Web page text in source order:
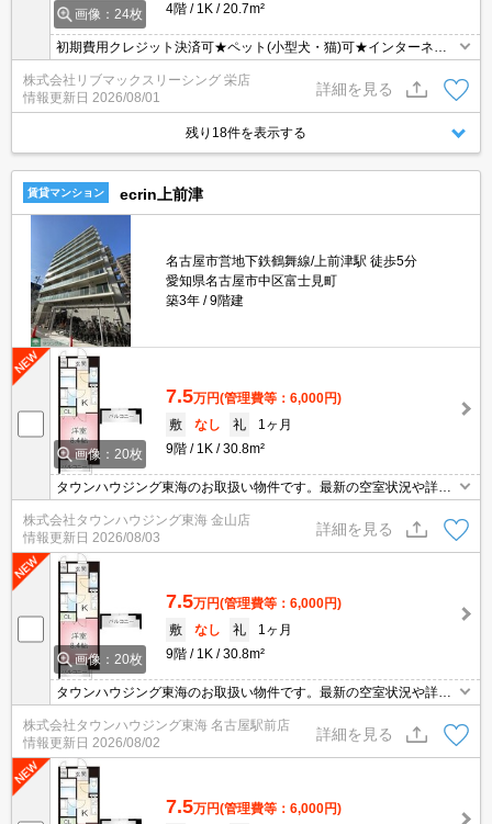
画像：24枚
4階
1K 20.7m²
初期費用クレジット決済可★ペット(小型犬・猫)可★インターネッ
株式会社リブマックスリーシング 栄店
情報更新日 2026/08/01
詳細を見る
残り18件を表示する
賃貸マンション ecrin上前津
名古屋市営地下鉄鶴舞線/上前津駅 徒歩5分
愛知県名古屋市中区富士見町
築3年
9階建
画像：20枚
7.5万円(管理費等：6,000円)
敷
なし 礼
1ヶ月
9階
1K 30.8m²
タウンハウジング東海のお取扱い物件です。最新の空室状況や詳細
株式会社タウンハウジング東海 金山店
情報更新日 2026/08/03
詳細を見る
画像：20枚
7.5万円(管理費等：6,000円)
敷
なし 礼
1ヶ月
9階
1K 30.8m²
タウンハウジング東海のお取扱い物件です。最新の空室状況や詳細
株式会社タウンハウジング東海 名古屋駅前店
情報更新日 2026/08/02
詳細を見る
7.5万円(管理費等：6,000円)